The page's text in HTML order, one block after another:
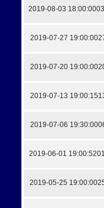
2019-08-03 18:00:00
2019-07-27 19:00:00
2019-07-20 19:00:00
2019-07-13 19:00:15
2019-07-06 19:30:00
2019-06-01 19:00:52
2019-05-25 19:00:00